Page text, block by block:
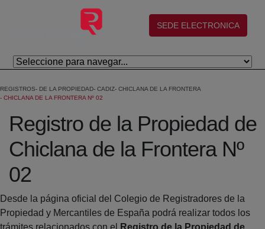
Salta al contingut principal
(abre en nueva ventana)
SEDE ELECTRONICA
REGISTROS DE LA PROPIEDAD CADIZ CHICLANA DE LA FRONTERA
CHICLANA DE LA FRONTERA Nº 02
Registro de la Propiedad de
Chiclana de la Frontera Nº
02
Desde la página oficial del Colegio de Registradores de la
Propiedad y Mercantiles de España podrá realizar todos los
trámites relacionados con el
Registro de la Propiedad de